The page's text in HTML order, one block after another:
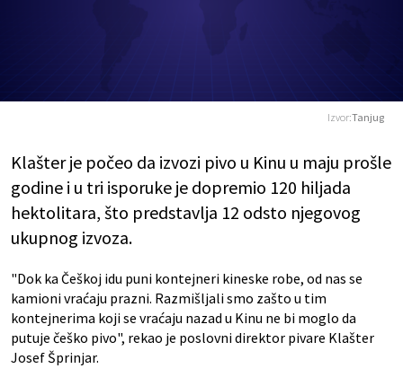
Izvor:Tanjug
Klašter je počeo da izvozi pivo u Kinu u maju prošle
godine i u tri isporuke je dopremio 120 hiljada
hektolitara, što predstavlja 12 odsto njegovog
ukupnog izvoza.
"Dok ka Češkoj idu puni kontejneri kineske robe, od nas se
kamioni vraćaju prazni. Razmišljali smo zašto u tim
kontejnerima koji se vraćaju nazad u Kinu ne bi moglo da
putuje češko pivo", rekao je poslovni direktor pivare Klašter
Josef Šprinjar.